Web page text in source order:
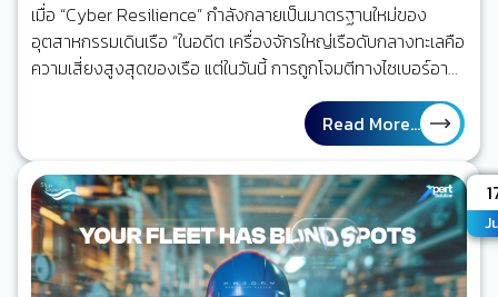
เมื่อ “Cyber Resilience” กำลังกลายเป็นมาตรฐานใหม่ของ
อุตสาหกรรมเดินเรือ “ในอดีต เครื่องจักรใหญ่เรือดับกลางทะเลคือ
ความเสี่ยงสูงสุดของเรือ แต่ในวันนี้ การถูกโจมตีทางไซเบอร์อาจ
สร้างผลกระทบได้ไม่ต่างกัน” โลกของการเดินเรือกำลังเปลี่ยนไป
ลองย้อนกลับไปเมื่อ 20 ปีก่อน ระบบส่วนใหญ่บนเรือทำงานแยก
จากกันแทบทั้งหมด เครื่องจักรใหญ่ทำงานของมัน ระบบเดินเรือ
ทำงานของมัน ระบบสื่อสารก็เป็นอีกระบบหนึ่ง การเชื่อมต่อกับฝั่ง
มีเพียงโทรศัพท์ดาวเทียมหรืออีเมลความเร็วต่ำ แต่วันนี้ ทุกอย่าง
เปลี่ยนไปแล้ว เรือหนึ่งลำอาจมีระบบดิจิทัลมากกว่าร้อยระบบที่
เชื่อมโยงถึงกัน ระบบบริหารจัดการเรือ และระบบวางแผนซ่อม
บำรุง (ERP) ระบบ AI CCTV ระบบติดตามเรือ (Ship…
Read More...